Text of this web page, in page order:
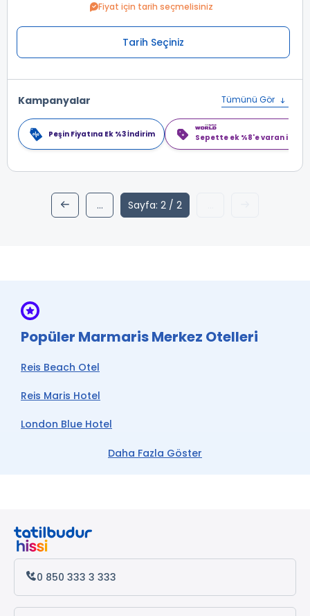
Fiyat için tarih seçmelisiniz
Tarih Seçiniz
Kampanyalar Tümünü Gör
Peşin Fiyatına Ek %3 İndirim Sepette ek %8'e varan
... Sayfa: 2 / 2
Daha Fazla Göster
Popüler Marmaris Merkez Otelleri
Reis Beach Otel
Reis Maris Hotel
London Blue Hotel
The Pera Hotel Marmaris
Soykan Hotel
0 850 333 3 333